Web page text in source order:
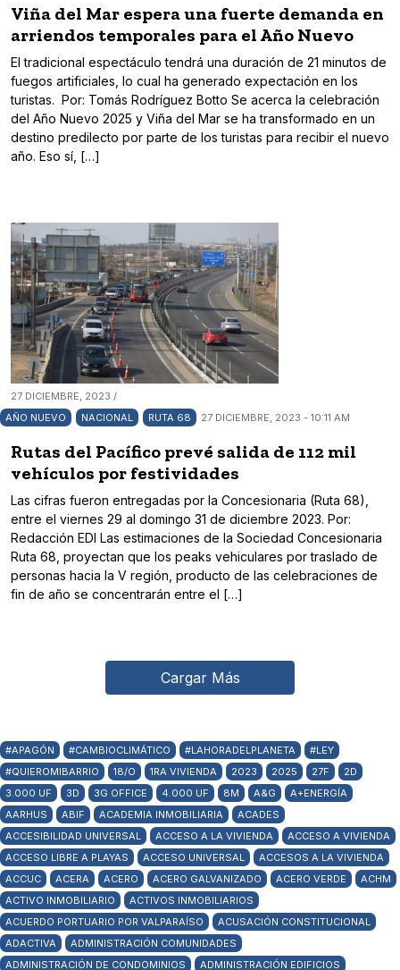
Viña del Mar espera una fuerte demanda en
arriendos temporales para el Año Nuevo
El tradicional espectáculo tendrá una duración de 21 minutos de
fuegos artificiales, lo cual ha generado expectación en los
turistas. Por: Tomás Rodríguez Botto Se acerca la celebración
del Año Nuevo 2025 y Viña del Mar se ha transformado en un
destino predilecto por parte de los turistas para recibir el nuevo
año. Eso sí, […]
27 DICIEMBRE, 2023 /
AÑO NUEVO
NACIONAL RUTA 68 27 DICIEMBRE, 2023 - 10:11 AM
Rutas del Pacífico prevé salida de 112 mil
vehículos por festividades
Las cifras fueron entregadas por la Concesionaria (Ruta 68),
entre el viernes 29 al domingo 31 de diciembre 2023. Por:
Redacción EDI Las estimaciones de la Sociedad Concesionaria
Ruta 68, proyectan que los peaks vehiculares por traslado de
personas hacia la V región, producto de las celebraciones de
fin de año se concentrarán entre el […]
Cargar Más
#APAGÓN #CAMBIOCLIMÁTICO #LAHORADELPLANETA
#LEY
#QUIEROMIBARRIO
18/O 1RA VIVIENDA 2023 2025 27F
2D
3.000 UF
3D 3G OFFICE 4.000 UF 8M A&G
A+ENERGÍA
AARHUS
ABIF ACADEMIA INMOBILIARIA
ACADES
ACCESIBILIDAD UNIVERSAL
ACCESO A LA VIVIENDA
ACCESO A VIVIENDA
ACCESO LIBRE A PLAYAS
ACCESO UNIVERSAL
ACCESOS A LA VIVIENDA
ACCUC
ACERA ACERO ACERO GALVANIZADO ACERO VERDE
ACHM
ACTIVO INMOBILIARIO
ACTIVOS INMOBILIARIOS
ACUERDO PORTUARIO POR VALPARAÍSO
ACUSACIÓN CONSTITUCIONAL
ADACTIVA
ADMINISTRACIÓN COMUNIDADES
ADMINISTRACIÓN DE CONDOMINIOS
ADMINISTRACIÓN EDIFICIOS